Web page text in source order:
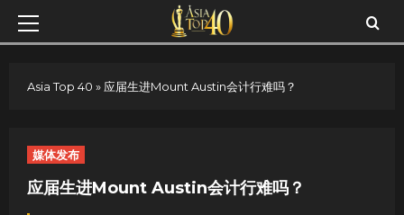
Skip
Primary
Asia Top 40 » 应届生进Mount Austin会计行难吗？
媒体发布
应届生进Mount Austin会计行难吗？